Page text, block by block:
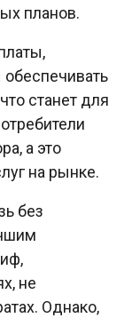
планов.
станет для
а это
на рынке.
без
не
Однако,